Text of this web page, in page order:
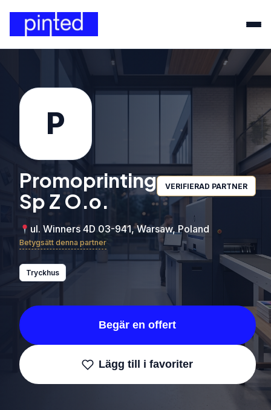
P
Promoprinting
Sp Z O.o.
VERIFIERAD PARTNER
ul. Winners 4D 03-941, Warsaw, Poland
Betygsätt denna partner
Tryckhus
Begär en offert
Lägg till i favoriter